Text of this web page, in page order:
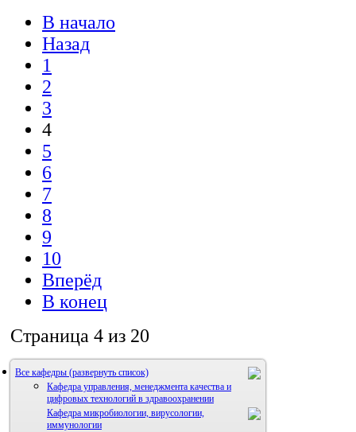
В начало
Назад
1
2
3
4
5
6
7
8
9
10
Вперёд
В конец
Страница 4 из 20
Все кафедры
Кафедра управления, менеджмента качества и
цифровых технологий в здравоохранении
Кафедра микробиологии, вирусологии,
иммунологии